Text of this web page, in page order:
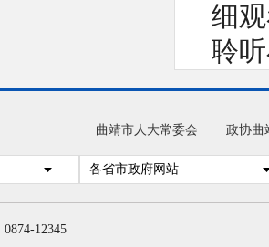
细
聆
染
貌
族
近
曲靖市人大常委会 政协曲
各省市政府网站
12345